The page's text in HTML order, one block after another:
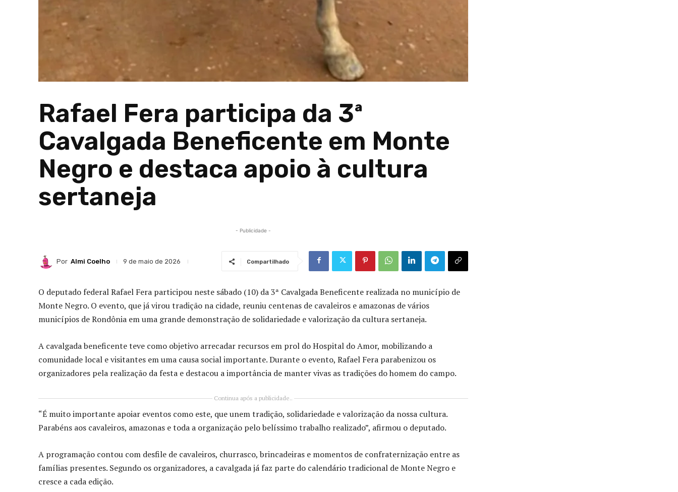
Rafael Fera participa da 3ª
Cavalgada Beneficente em Monte
Negro e destaca apoio à cultura
sertaneja
- Publicidade -
Por Almi Coelho 9 de maio de 2026 Compartilhado
O deputado federal Rafael Fera participou neste sábado (10) da 3ª Cavalgada Beneficente realizada no município de
Monte Negro. O evento, que já virou tradição na cidade, reuniu centenas de cavaleiros e amazonas de vários
municípios de Rondônia em uma grande demonstração de solidariedade e valorização da cultura sertaneja.
A cavalgada beneficente teve como objetivo arrecadar recursos em prol do Hospital do Amor, mobilizando a
comunidade local e visitantes em uma causa social importante. Durante o evento, Rafael Fera parabenizou os
organizadores pela realização da festa e destacou a importância de manter vivas as tradições do homem do campo.
Continua após a publicidade..
“É muito importante apoiar eventos como este, que unem tradição, solidariedade e valorização da nossa cultura.
Parabéns aos cavaleiros, amazonas e toda a organização pelo belíssimo trabalho realizado”, afirmou o deputado.
A programação contou com desfile de cavaleiros, churrasco, brincadeiras e momentos de confraternização entre as
famílias presentes. Segundo os organizadores, a cavalgada já faz parte do calendário tradicional de Monte Negro e
cresce a cada edição.